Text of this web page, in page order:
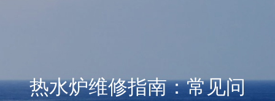
热水炉维修指南：常见问